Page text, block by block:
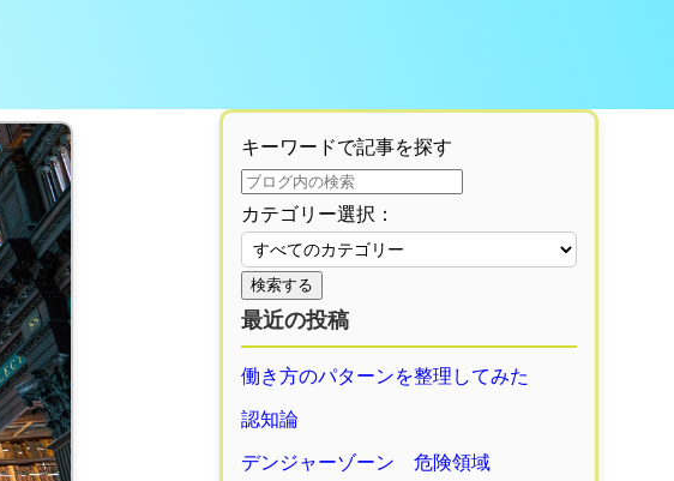
キーワードで記事を探す
カテゴリー選択：
検索する
最近の投稿
働き方のパターンを整理してみた
認知論
デンジャーゾーン 危険領域